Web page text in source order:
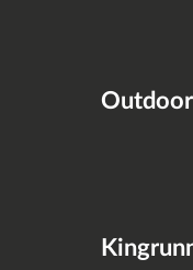
Outdoor